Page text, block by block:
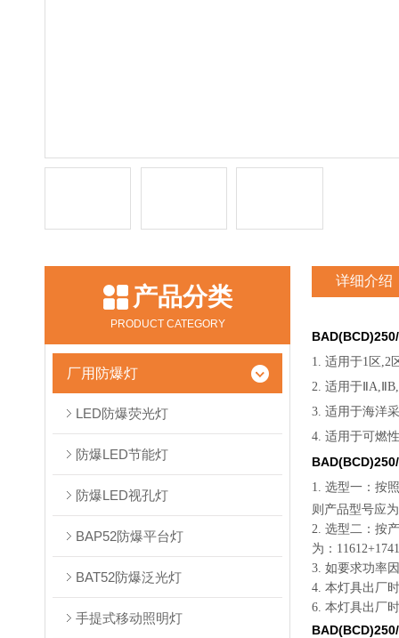
产品分类
PRODUCT CATEGORY
厂用防爆灯
LED防爆荧光灯
防爆LED节能灯
防爆LED视孔灯
BAP52防爆平台灯
BAT52防爆泛光灯
手提式移动照明灯
详细介绍
1. 适用于1区,2
2. 适用于
3. 适用于海洋
4. 适用于可燃
1. 选型一：按
则产品型号应
2. 选型二：按
为：
3. 如要求功率
4. 本灯具出厂
6. 本灯具出厂